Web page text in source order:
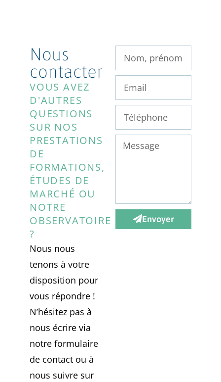
Nous
contacter
VOUS AVEZ
D'AUTRES
QUESTIONS
SUR NOS
PRESTATIONS
DE
FORMATIONS,
ÉTUDES DE
MARCHÉ OU
NOTRE
OBSERVATOIRE
?
Nous nous
tenons à votre
disposition pour
vous répondre !
N’hésitez pas à
nous écrire via
notre formulaire
de contact ou à
nous suivre sur
Envoyer